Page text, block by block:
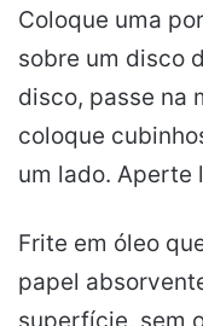
Coloque uma
sobre um disco
disco, passe na
coloque
um lado. Aperte
Frite em óleo
papel
superfície, sem